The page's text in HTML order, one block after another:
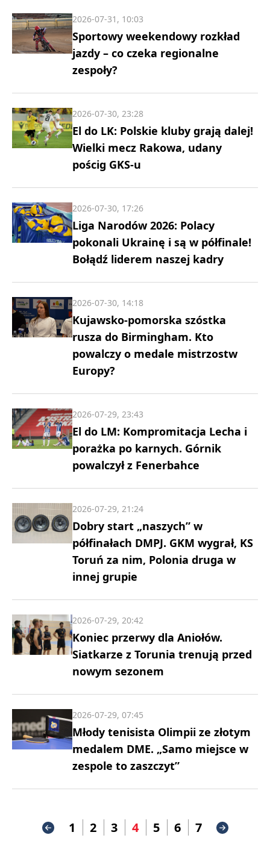
Sportowy weekendowy rozkład
jazdy – co czeka regionalne
zespoły?
2026-07-31, 10:03
El do LK: Polskie kluby grają dalej!
Wielki mecz Rakowa, udany
pościg GKS-u
2026-07-30, 23:28
Liga Narodów 2026: Polacy
pokonali Ukrainę i są w półfinale!
Bołądź liderem naszej kadry
2026-07-30, 17:26
Kujawsko-pomorska szóstka
rusza do Birmingham. Kto
powalczy o medale mistrzostw
Europy?
2026-07-30, 14:18
El do LM: Kompromitacja Lecha i
porażka po karnych. Górnik
powalczył z Fenerbahce
2026-07-29, 23:43
Dobry start „naszych” w
półfinałach DMPJ. GKM wygrał, KS
Toruń za nim, Polonia druga w
innej grupie
2026-07-29, 21:24
Koniec przerwy dla Aniołów.
Siatkarze z Torunia trenują przed
nowym sezonem
2026-07-29, 20:42
Młody tenisista Olimpii ze złotym
medalem DME. „Samo miejsce w
zespole to zaszczyt”
2026-07-29, 07:45
1 2 3 4 5 6 7